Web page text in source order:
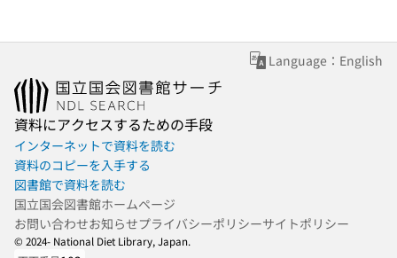
Language：English
資料にアクセスするための手段
インターネットで資料を読む
資料のコピーを入手する
図書館で資料を読む
国立国会図書館ホームページ
お問い合わせお知らせプライバシーポリシーサイトポリシー
© 2024- National Diet Library, Japan.